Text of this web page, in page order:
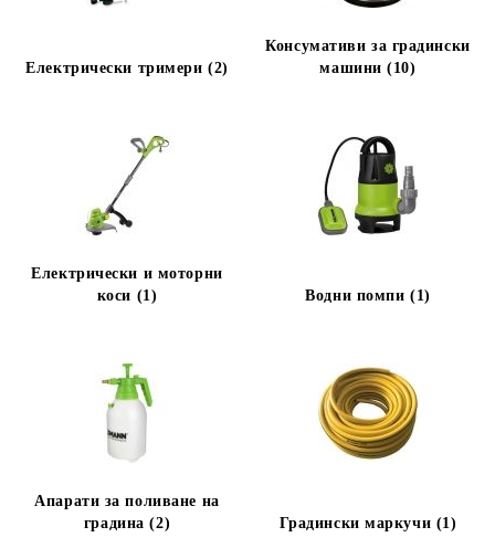
Електрически тримери (2)
Консумативи за градински
машини (10)
Електрически и моторни
коси (1)
Водни помпи (1)
Апарати за поливане на
градина (2)
Градински маркучи (1)